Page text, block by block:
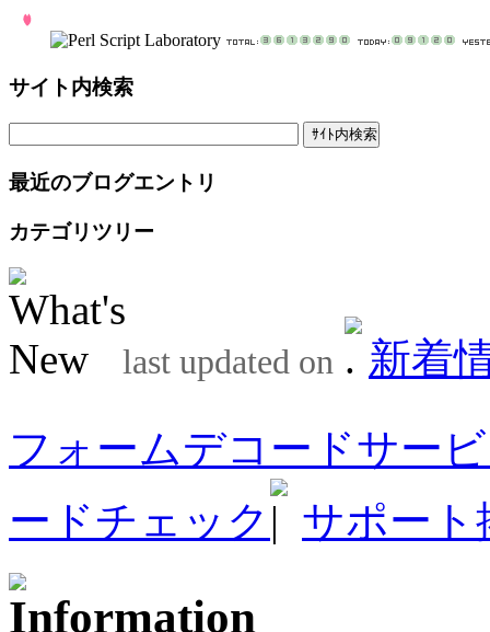
サイト内検索
最近のブログエントリ
カテゴリツリー
last updated on
新着
フォームデコードサー
ードチェック
サポート